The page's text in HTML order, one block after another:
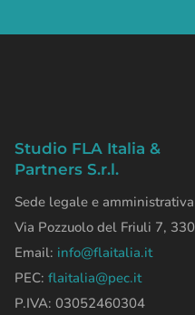
Studio FLA Italia &
Partners S.r.l.
Sede legale e amministrativa
Via Pozzuolo del Friuli 7,
Email: info@flaitalia.it
PEC: flaitalia@pec.it
P.IVA: 03052460304